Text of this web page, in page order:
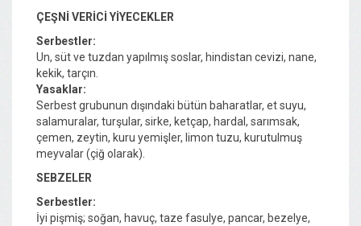
ÇEŞNİ VERİCİ YİYECEKLER
Serbestler:
Un, süt ve tuzdan yapılmış soslar, hindistan cevizi, nane,
kekik, tarçın.
Yasaklar:
Serbest grubunun dışındaki bütün baharatlar, et suyu,
salamuralar, turşular, sirke, ketçap, hardal, sarımsak,
çemen, zeytin, kuru yemişler, limon tuzu, kurutulmuş
meyvalar (çiğ olarak).
SEBZELER
Serbestler:
İyi pişmiş; soğan, havuç, taze fasulye, pancar, bezelye,